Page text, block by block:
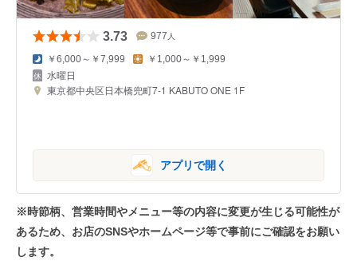
3.73 977 人
￥6,000～￥7,999 ￥1,000～￥1,999
水曜日
東京都中央区日本橋兜町7-1 KABUTO ONE 1F
アプリで開く
※時節柄、営業時間やメニュー等の内容に変更が生じる可能性が
あるため、お店のSNSやホームページ等で事前にご確認をお願い
します。